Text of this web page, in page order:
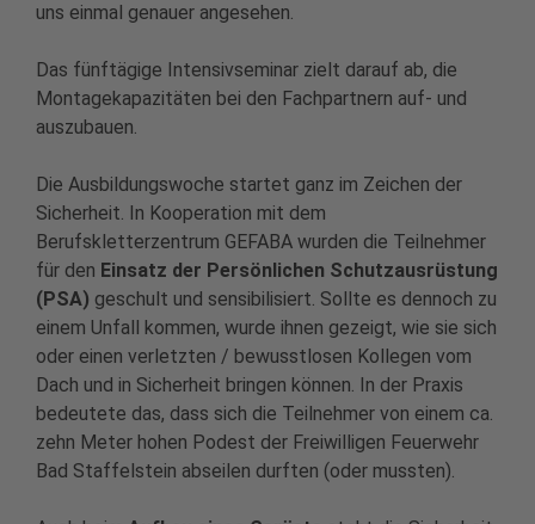
uns einmal genauer angesehen.
Das fünftägige Intensivseminar zielt darauf ab, die
Montagekapazitäten bei den Fachpartnern auf- und
auszubauen.
Die Ausbildungswoche startet ganz im Zeichen der
Sicherheit. In Kooperation mit dem
Berufskletterzentrum GEFABA wurden die Teilnehmer
für den Einsatz der Persönlichen Schutzausrüstung
(PSA) geschult und sensibilisiert. Sollte es dennoch zu
einem Unfall kommen, wurde ihnen gezeigt, wie sie sich
oder einen verletzten / bewusstlosen Kollegen vom
Dach und in Sicherheit bringen können. In der Praxis
bedeutete das, dass sich die Teilnehmer von einem ca.
zehn Meter hohen Podest der Freiwilligen Feuerwehr
Bad Staffelstein abseilen durften (oder mussten).